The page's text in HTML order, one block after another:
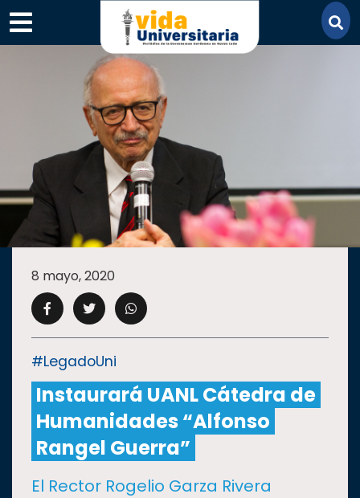
×
SECCIONES
ACADEMIA
CAMPUS UANL
CULTURA
DEPORTES
I+D+I EXPERTOS
8 mayo, 2020
#LegadoUni
Instaurará UANL Cátedra de
Humanidades “Alfonso
Rangel Guerra”
El Rector Rogelio Garza Rivera